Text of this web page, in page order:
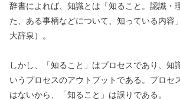
辞書によれば、知識とは「知ること。認識・
た、ある事柄などについて、知っている内容
大辞泉）。
しかし、「知ること」はプロセスであり、知
いうプロセスのアウトプットである。プロセ
はないから、「知ること」は誤りである。